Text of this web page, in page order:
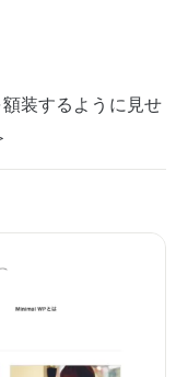
装するように見せ